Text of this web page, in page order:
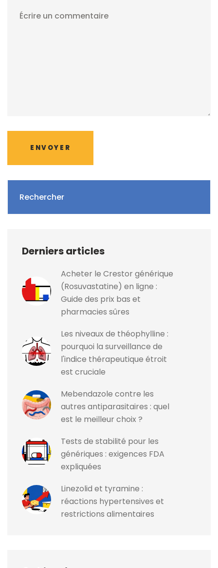
Écrire un commentaire
ENVOYER
Rechercher
Derniers articles
Acheter le Crestor générique
(Rosuvastatine) en ligne :
Guide des prix bas et
pharmacies sûres
Les niveaux de théophylline :
pourquoi la surveillance de
l'indice thérapeutique étroit
est cruciale
Mebendazole contre les
autres antiparasitaires : quel
est le meilleur choix ?
Tests de stabilité pour les
génériques : exigences FDA
expliquées
Linezolid et tyramine :
réactions hypertensives et
restrictions alimentaires